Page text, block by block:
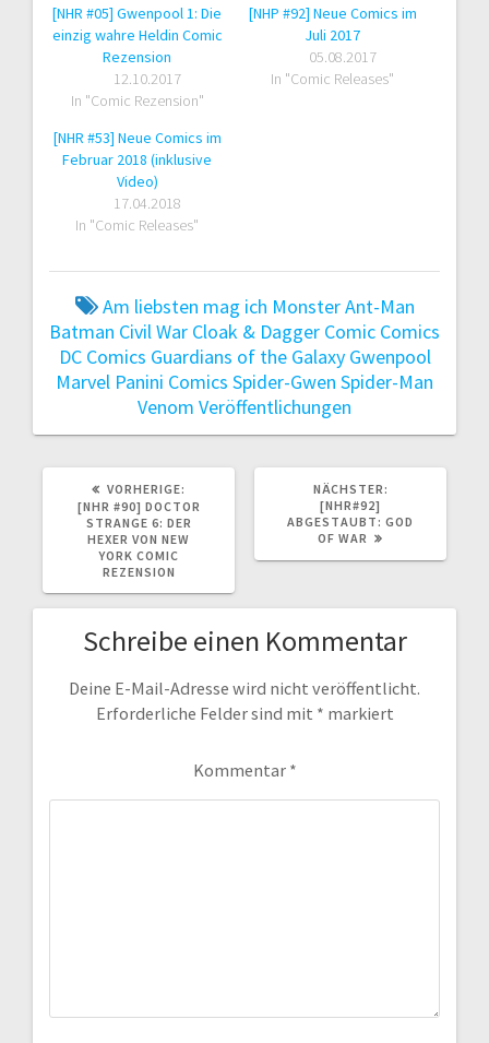
[NHR #05] Gwenpool 1: Die
einzig wahre Heldin Comic
Rezension
12.10.2017
In "Comic Rezension"
[NHP #92] Neue Comics im
Juli 2017
05.08.2017
In "Comic Releases"
[NHR #53] Neue Comics im
Februar 2018 (inklusive
Video)
17.04.2018
In "Comic Releases"
Am liebsten mag ich MonsterAnt-Man
Batman Civil War Cloak & Dagger Comic Comics
DC Comics Guardians of the Galaxy Gwenpool
Marvel Panini Comics Spider-Gwen Spider-Man
Venom Veröffentlichungen
VORHERIGE:
BEITRAG:
[NHR #90] DOCTOR
STRANGE 6: DER
HEXER VON NEW
YORK COMIC
REZENSION
NÄCHSTER:
[NHR#92]
ABGESTAUBT: GOD
OF WAR
Schreibe einen Kommentar
Deine E-Mail-Adresse wird nicht veröffentlicht.
Erforderliche Felder sind mit * markiert
Kommentar *